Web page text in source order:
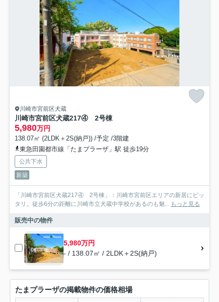
川崎市宮前区犬蔵
川崎市宮前区犬蔵217④ 2号棟
5,980万円
138.07㎡ (2LDK＋2S(納戸)) /予定 /3階建
東急田園都市線「たまプラーザ」駅 徒歩19分
公共下水
新築
「川崎市宮前区犬蔵217④ 2号棟」：川崎市宮前区エリアの新居にピッ
タリ。徒歩6分の距離に川崎市立犬蔵中学校があるのも魅...
もっと見る
販売中の物件
5,980万円
- / 138.07㎡ / 2LDK＋2S(納戸)
たまプラーザの掲載物件の価格相場